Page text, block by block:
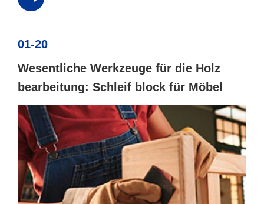
01-20
Wesentliche Werkzeuge für die Holz
bearbeitung: Schleif block für Möbel